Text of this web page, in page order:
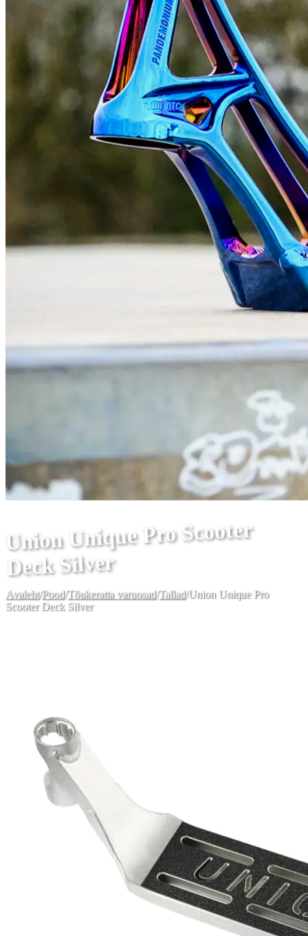
Union Unique Pro Scooter
Deck Silver
Avaleht/Pood/Tõukeratta varuosad/Tallad/Union Unique Pro
Scooter Deck Silver